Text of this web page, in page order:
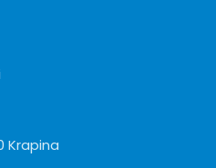
Krapina